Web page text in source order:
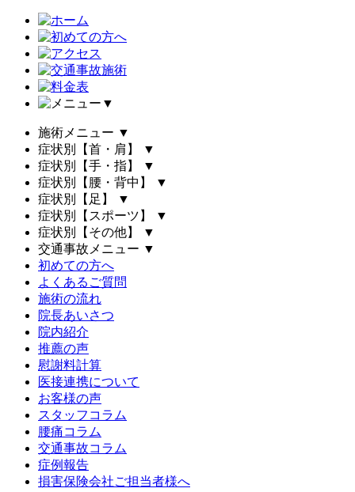
▼
施術メニュー ▼
症状別【首・肩】
▼
症状別【手・指】
▼
症状別【腰・背中】
▼
症状別【足】
▼
症状別【スポーツ】
▼
症状別【その他】
▼
交通事故メニュー ▼
初めての方へ
よくあるご質問
施術の流れ
院長あいさつ
院内紹介
推薦の声
慰謝料計算
医接連携について
お客様の声
スタッフコラム
腰痛コラム
交通事故コラム
症例報告
損害保険会社ご担当者様へ